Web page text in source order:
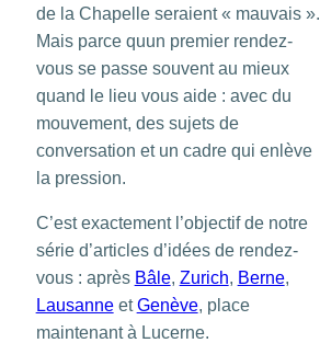
de la Chapelle seraient « mauvais ».
Mais parce quun premier rendez-
vous se passe souvent au mieux
quand le lieu vous aide : avec du
mouvement, des sujets de
conversation et un cadre qui enlève
la pression.
C’est exactement l’objectif de notre
série d’articles d’idées de rendez-
vous : après Bâle, Zurich, Berne,
LausanneetGenève, place
maintenant à Lucerne.